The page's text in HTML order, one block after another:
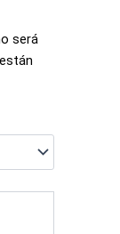
será